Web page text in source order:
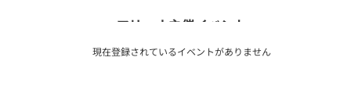
マリーナ主催イベント
現在登録されているイベントがありません